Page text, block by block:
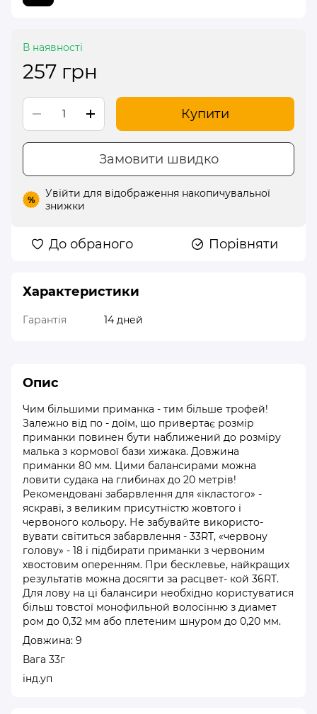
В наявності
257 грн
Купити
Замовити швидко
% Увійти для відображення накопичувальної
знижки
До обраного Порівняти
Характеристики
Гарантія 14 дней
Опис
Чим більшими приманка - тим більше трофей!
Залежно від по - доїм, що привертає розмір
приманки повинен бути наближений до розміру
малька з кормової бази хижака. Довжина
приманки 80 мм. Цими балансирами можна
ловити судака на глибинах до 20 метрів!
Рекомендовані забарвлення для «ікластого» -
яскраві, з великим присутністю жовтого і
червоного кольору. Не забувайте використо-
вувати світиться забарвлення - 33RT, «червону
голову» - 18 і підбирати приманки з червоним
хвостовим оперенням. При бесклевье, найкращих
результатів можна досягти за расцвет- кой 36RT.
Для лову на ці балансири необхідно користуватися
більш товстої монофильной волосінню з диамет
ром до 0,32 мм або плетеним шнуром до 0,20 мм.
Довжина: 9
Вага 33г
інд.уп